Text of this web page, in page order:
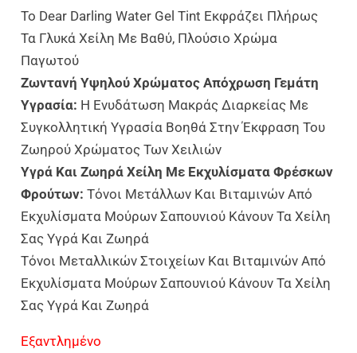
Το Dear Darling Water Gel Tint Εκφράζει Πλήρως
Τα Γλυκά Χείλη Με Βαθύ, Πλούσιο Χρώμα
Παγωτού
Ζωντανή Υψηλού Χρώματος Απόχρωση Γεμάτη
Υγρασία: Η Ενυδάτωση Μακράς Διαρκείας Με
Συγκολλητική Υγρασία Βοηθά Στην Έκφραση Του
Ζωηρού Χρώματος Των Χειλιών
Υγρά Και Ζωηρά Χείλη Με Εκχυλίσματα Φρέσκων
Φρούτων: Τόνοι Μετάλλων Και Βιταμινών Από
Εκχυλίσματα Μούρων Σαπουνιού Κάνουν Τα Χείλη
Σας Υγρά Και Ζωηρά
Τόνοι Μεταλλικών Στοιχείων Και Βιταμινών Από
Εκχυλίσματα Μούρων Σαπουνιού Κάνουν Τα Χείλη
Σας Υγρά Και Ζωηρά
Εξαντλημένο